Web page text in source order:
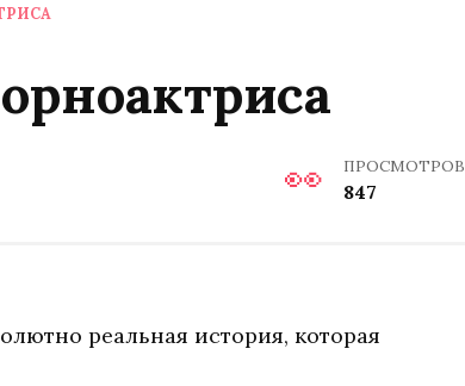
ПРОСМОТРОВ
847
реальная история, которая